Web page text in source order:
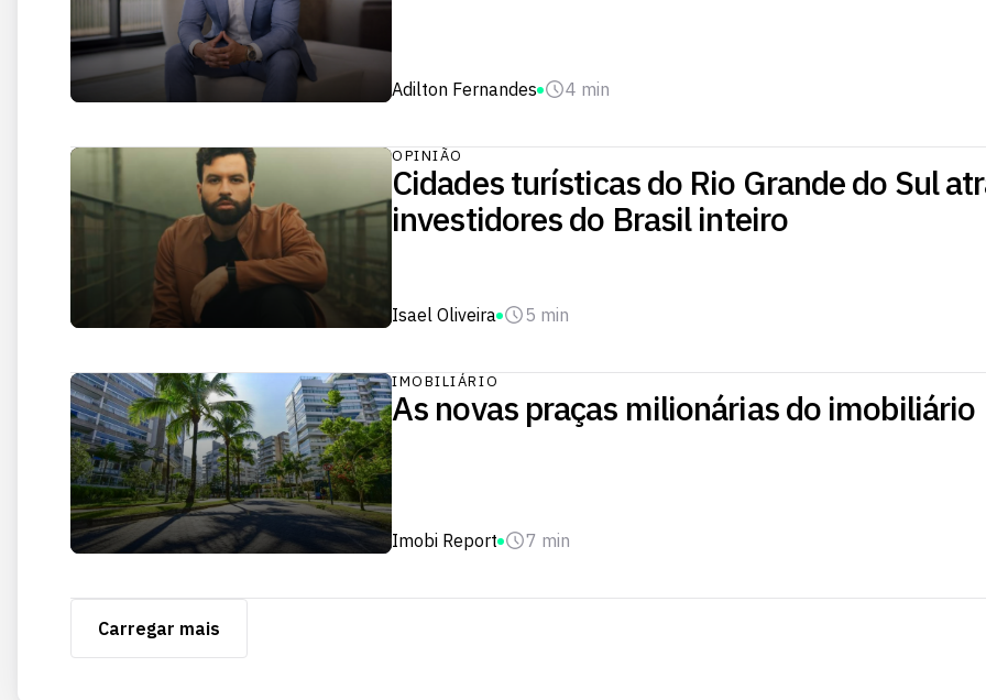
Adilton Fernandes 4 min
OPINIÃO
Cidades turísticas do Rio Grande do Sul
investidores do Brasil inteiro
Isael Oliveira 5 min
IMOBILIÁRIO
As novas praças milionárias do imobiliário
Imobi Report 7 min
Carregar mais